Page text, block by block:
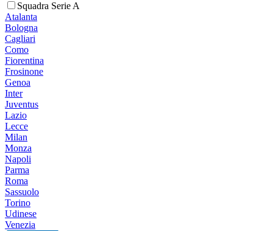
Squadra Serie A
Atalanta
Bologna
Cagliari
Como
Fiorentina
Frosinone
Genoa
Inter
Juventus
Lazio
Lecce
Milan
Monza
Napoli
Parma
Roma
Sassuolo
Torino
Udinese
Venezia